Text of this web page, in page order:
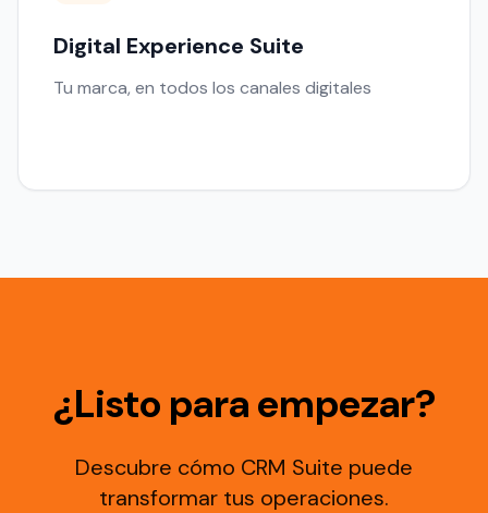
Digital Experience Suite
Tu marca, en todos los canales digitales
¿Listo para empezar?
Descubre cómo CRM Suite puede
transformar tus operaciones.